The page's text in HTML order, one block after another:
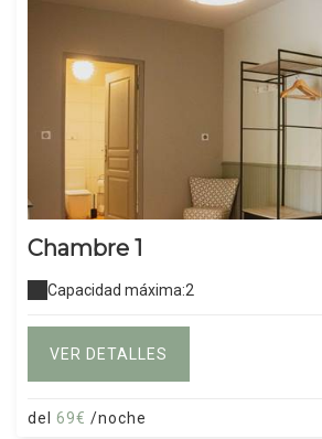
Chambre 1
Capacidad máxima:2
VER DETALLES
del 69€ /noche